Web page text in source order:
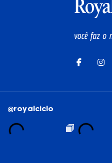
@royalciclo